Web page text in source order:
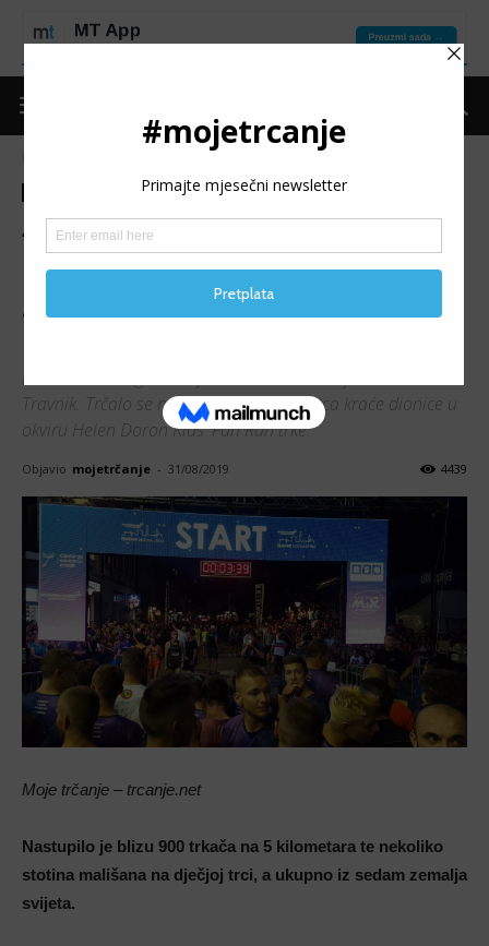
4. TRAVNIK NOĆNA TRKA:
Blizu 900 finišera na 5K,
Junuzović i Trožić najbrži
noćne trke u organizaciji Centra za edukaciju mladih
Travnik. Trčalo se na 5 kilometara, a djeca kraće dionice u
okviru Helen Doron Kids' Fun Run trke.
Objavio mojetrčanje - 31/08/2019 4439
Moje trčanje – trcanje.net
Nastupilo je blizu 900 trkača na 5 kilometara te nekoliko
stotina mališana na dječjoj trci, a ukupno iz sedam zemalja
svijeta.